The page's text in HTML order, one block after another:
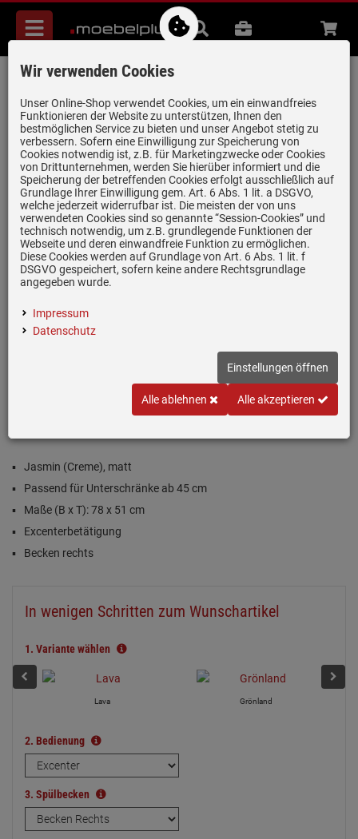
Menü
Suche
B2B Beratung
Systemceram Bela 78 Jasmin
Keramikspüle Excenterbetätigung
Artikel-Nummer:19952422 | Herstellernummer: 5018 02 19 |
EAN:4050697284692
Jasmin (Creme), matt
Passend für Unterschränke ab 45 cm
Maße (B x T): 78 x 51 cm
Excenterbetätigung
Becken rechts
In wenigen Schritten zum Wunschartikel
1. Variante wählen
Lava Grönland
2. Bedienung
3. Spülbecken
Wir verwenden Cookies
Unser Online-Shop verwendet Cookies, um ein einwandfreies
Funktionieren der Website zu unterstützen, Ihnen den
bestmöglichen Service zu bieten und unser Angebot stetig zu
verbessern. Sofern eine Einwilligung zur Speicherung von
Cookies notwendig ist, z.B. für Marketingzwecke oder Cookies
von Drittunternehmen, werden Sie hierüber informiert und die
Speicherung der betreffenden Cookies erfolgt ausschließlich auf
Grundlage Ihrer Einwilligung gem. Art. 6 Abs. 1 lit. a DSGVO,
welche jederzeit widerrufbar ist. Die meisten der von uns
verwendeten Cookies sind so genannte “Session-Cookies” und
technisch notwendig, um z.B. grundlegende Funktionen der
Webseite und deren einwandfreie Funktion zu ermöglichen.
Diese Cookies werden auf Grundlage von Art. 6 Abs. 1 lit. f
DSGVO gespeichert, sofern keine andere Rechtsgrundlage
angegeben wurde.
Impressum
Datenschutz
Einstellungen öffnen
Alle ablehnen Alle akzeptieren